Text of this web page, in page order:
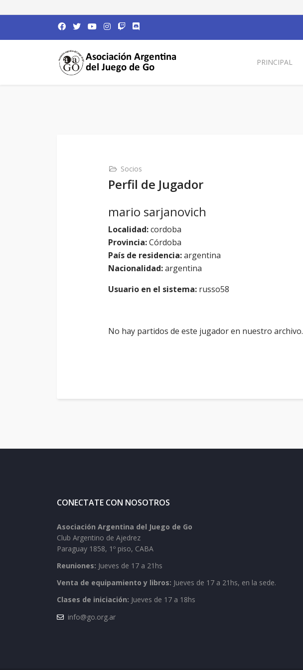
PRINCIPAL
Socios
Perfil de Jugador
mario sarjanovich
Localidad:cordoba
Provincia:Córdoba
País de residencia:argentina
Nacionalidad:argentina
Usuario en el sistema: russo58
No hay partidos de este jugador en nuestro archivo.
CONECTATE CON NOSOTROS
Asociación Argentina del Juego de Go
Club Argentino de Ajedrez
Paraguay 1858, 1º piso, CABA
Reuniones: Jueves de 17 a 21hs
Venta de equipamiento y libros: Jueves de 17 a 21hs, en la sede.
Clases de iniciación: Jueves de 17 a 18hs
info@go.org.ar